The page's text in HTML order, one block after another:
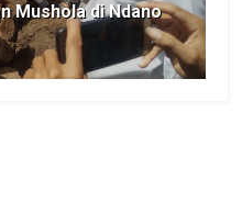
Mushola di Ndano